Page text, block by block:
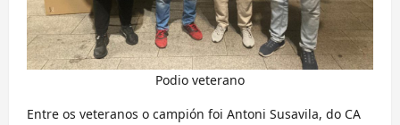
Podio veterano
Entre os veteranos o campión foi Antoni Susavila, do CA